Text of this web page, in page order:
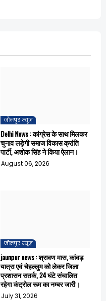
जौनपुर न्यूज़
Delhi News : कांग्रेस के साथ मिलकर
चुनाव लड़ेगी समाज विकास क्रांति
पार्टी, अशोक सिंह ने किया ऐलान।
August 06, 2026
जौनपुर न्यूज़
jaunpur news : श्रावण मास, कांवड़
यात्रा एवं चेहल्लुम को लेकर जिला
प्रशासन सतर्क, 24 घंटे संचालित
रहेगा कंट्रोल रूम का नम्बर जारी।
July 31, 2026